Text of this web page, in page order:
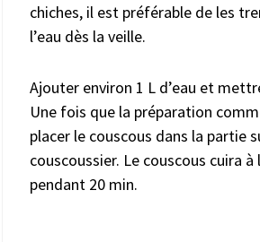
chiches, il est préférable de les
l’eau dès la veille.
Ajouter environ 1 L d’eau et
Une fois que la préparation
placer le couscous dans la partie
couscoussier. Le couscous cuira à
pendant 20 min.